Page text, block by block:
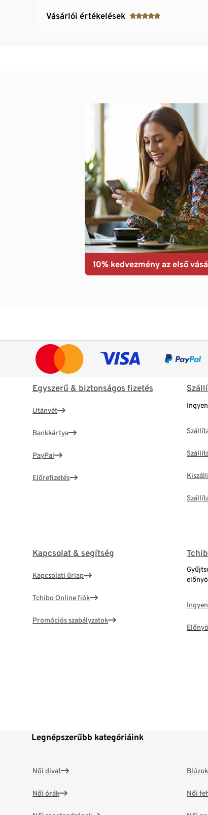
Vásárlói értékelések
10% kedvezmény az első
Egyszerű & biztonságos fizetés
Utánvét
Bankkártya
PayPal
Előrefizetés
Kapcsolat & segítség
Kapcsolati űrlap
Tchibo Online fiók
Promóciós szabályzatok
Legnépszerűbb kategóriáink
Női divat
Női órák Női